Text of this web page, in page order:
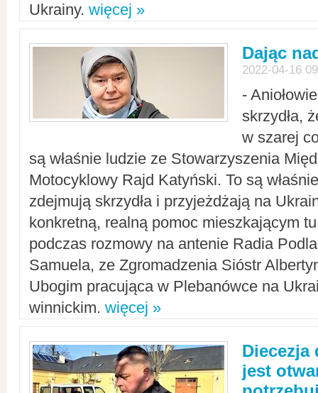
Ukrainy. więcej »
Dając
2022-04-16
-
skrzydła,
w szarej
są właśnie ludzie ze Stowarzyszenia
Motocyklowy Rajd Katyński. To są
zdejmują skrzydła i przyjeżdżają na
konkretną, realną pomoc mieszkającym
podczas rozmowy na antenie Radia
Samuela, ze Zgromadzenia Sióstr
Ubogim pracująca w Plebanówce na
winnickim. więcej »
Diecezja
jest